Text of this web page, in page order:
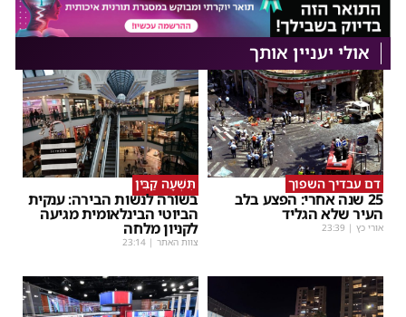
אולי יעניין אותך
דם עבדיך השפוך
25 שנה אחרי: הפצע בלב
העיר שלא הגליד
אורי כץ |
23:39
תִּשְׁעָה קַבִּין
בשורה לנשות הבירה: ענקית
הביוטי הבינלאומית מגיעה
לקניון מלחה
צוות האתר |
23:14